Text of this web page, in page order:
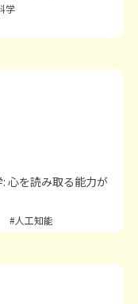
学
を読み取る能力が
#人工知能